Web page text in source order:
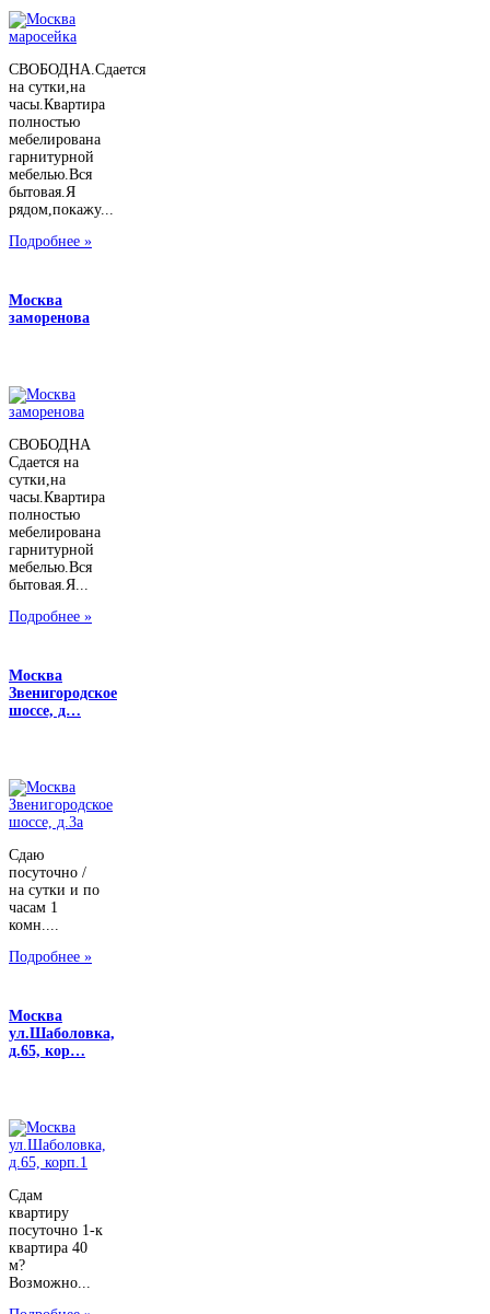
СВОБОДНА.Сдается
на сутки,на
часы.Квартира
полностью
мебелирована
гарнитурной
мебелью.Вся
бытовая.Я
рядом,покажу...
Подробнее »
Москва
заморенова
СВОБОДНА
Сдается на
сутки,на
часы.Квартира
полностью
мебелирована
гарнитурной
мебелью.Вся
бытовая.Я...
Подробнее »
Москва
Звенигородское
шоссе, д…
Сдаю
посуточно /
на сутки и по
часам 1
комн....
Подробнее »
Москва
ул.Шаболовка,
д.65, кор…
Сдам
квартиру
посуточно 1-к
квартира 40
м?
Возможно...